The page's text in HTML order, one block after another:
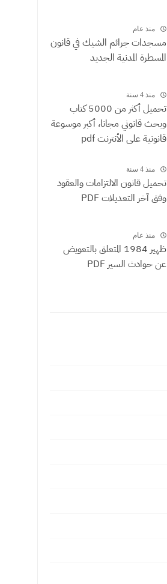
منذ عام
مسجدات جرائم الشيك في قانون
المسطرة المدنية الجديد
منذ 4 سنة
تحميل أكثر من 5000 كتاب
وبحث قانوني مجانا، أكبر موسوعة
قانونية على الأنترنت pdf
منذ 4 سنة
تحميل قانون الالتزامات والعقود
وفق آخر التعديلات PDF
منذ عام
ظهير 1984 المتعلق بالتعويض
عن حوادث السير PDF